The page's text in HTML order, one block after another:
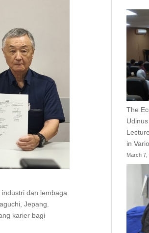
dan lembaga
Jepang.
karier bagi
The
in
March 7,